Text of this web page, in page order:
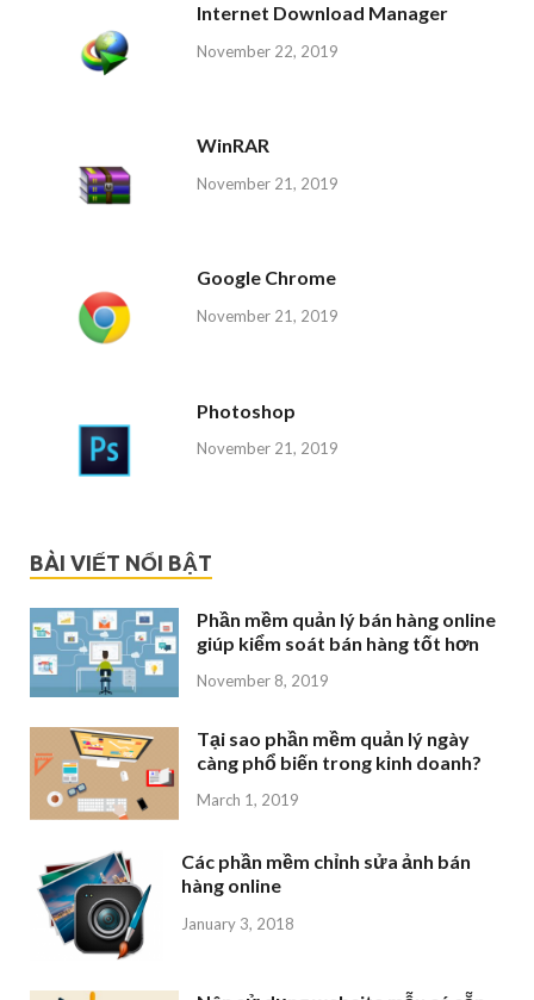
Internet Download Manager
November 22, 2019
WinRAR
November 21, 2019
Google Chrome
November 21, 2019
Photoshop
November 21, 2019
BÀI VIẾT NỔI BẬT
Phần mềm quản lý bán hàng online
giúp kiểm soát bán hàng tốt hơn
November 8, 2019
Tại sao phần mềm quản lý ngày
càng phổ biến trong kinh doanh?
March 1, 2019
Các phần mềm chỉnh sửa ảnh bán
hàng online
January 3, 2018